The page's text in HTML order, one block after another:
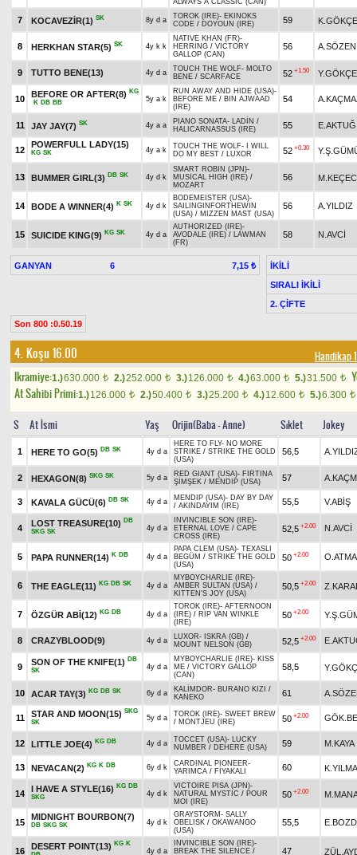
ALWAYS A CLASSIC (CAN)
7 KOCAVEZİR(1) SK 8y d a TOROK (IRE)- EKINOKS
CODE / DOYOUN (IRE) 59 K.GÖKÇE
8 HERKHAN STAR(5) SK 4y k k
NATIVE KHAN (FR)-
HERRING / VICTORY
GALLOP (CAN)
56 A.SÖZEN
9 TUTTO BENE(13) 4y d a TOUCH THE WOLF- MOLTO
BENE / SCARFACE 52 +1.50 Y.GÖKÇE
10
BEFORE OR AFTER(8) KG
K DB BB 5y a k
RUN AWAY AND HIDE (USA)-
BEFORE ME / BIN AJWAAD
(IRE)
54
11 JAY JAY(7) SK 4y a a PIANO SONATA- LADİN /
HALICARNASSUS (IRE)
55 E.AKTUĞ
12
POWERFULL LADY(15)
KG SK 4y a k TOUCH THE WOLF-
I WILL
DO MY BEST / LUXOR 52 +0.30
13 BUMMER GIRL(3) DB SK 4y d k
SMART ROBIN (JPN)-
MUSICAL HIGH (IRE) /
MOZART
56
14 BODE A WINNER(4) K SK 4y d k
BODEMEISTER (USA)-
SAILINGINFORTHEWIN
(USA) / MIZZEN MAST (USA)
56 A.YILDIZ
15 SUICIDE KING(9) KG SK 4y d a
AUTHORIZED (IRE)-
AVODALE (IRE) / LAWMAN
(FR)
58 N.AVCİ
GANYAN 6 7,15 ₺
İKİLİ
SIRALI İKİLİ
2. ÇİFTE
Son 800 :0.50.19
4. Koşu 16.00 Handikap
Ikramiye:1.)630.000 t 2.)252.000 t 3.)126.000 t 4.)63.000 t 5.)31.500 t
At Sahibi Primi:1.)126.000 t 2.)50.400 t 3.)25.200 t 4.)12.600 t 5.)6.300 t
S At İsmi Yaş Orijin(Baba - Anne) Sıklet Jokey
1 HERE TO GO(5) DB SK 4y d a
HERE TO FLY- NO MORE
STRIKE / STRIKE THE GOLD
(USA)
56,5
2 HEXAGON(8) SKG SK 5y d a RED GIANT (USA)- FIRTINA
ŞİMŞEK / MENDIP (USA) 57
3 KAVALA GÜCÜ(6) DB SK 4y d a MENDIP (USA)- DAY BY DAY
/ AKINDAYIM (IRE) 55,5 V.ABİŞ
4
LOST TREASURE(10) DB
SKG SK 4y d a
INVINCIBLE SON (IRE)-
ETERNAL LOVE / CAPE
CROSS (IRE)
52,5 +2.00 N.AVCİ
5 PAPA RUNNER(14) K DB 4y d a
PAPA CLEM (USA)- TEXASLI
BEGÜM / STRIKE THE GOLD
(USA)
50 +2.00
6 THE EAGLE(11) KG DB SK 4y d a
MYBOYCHARLIE (IRE)-
AMBER SULTAN (USA) /
KITTEN'S JOY (USA)
50,5 +2.00
7 ÖZGÜR ABİ(12) KG DB 4y d a
TOROK (IRE)- AFTERNOON
(IRE) / RIP VAN WINKLE
(IRE)
50 +2.00
8 CRAZYBLOOD(9) 4y d a LUXOR- ISKRA (GB) /
MOUNT NELSON (GB)
52,5 +2.00
9
SON OF THE KNIFE(1) DB
SK
4y d a
MYBOYCHARLIE (IRE)- KISS
ME / VICTORY GALLOP
(CAN)
58,5
10 ACAR TAY(3) KG DB SK 6y d a KALİMDOR- BURANO KIZI /
KANEKO
61
11 STAR AND MOON(15) SKG
SK
5y d a TOROK (IRE)- SWEET BREW
/ MONTJEU (IRE) 50 +2.00
12 LITTLE JOE(4) KG DB 4y d a TOCCET (USA)- LUCKY
NUMBER / DEHERE (USA) 59 M.KAYA
13 NEVACAN(2) KG K DB 6y d k CARDINAL PIONEER-
YARIMCA / FİYAKALI 60
14
I HAVE A STYLE(16) KG DB
SKG
4y d k
VICTOIRE PISA (JPN)-
NATURAL MYSTIC / POUR
MOI (IRE)
50 +2.00
15
MIDNIGHT BOURBON(7)
DB SKG SK 4y d k
GRAYSTORM - SALLY
OBELISK / OKAWANGO
(USA)
55,5
16
DESERT POINT(13) KG K
4y d a
INVINCIBLE SON (IRE)-
BREAK THE SILENCE / 47